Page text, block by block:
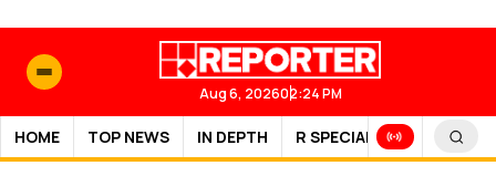
Aug 6, 202602:24 PM
HOME TOP NEWS IN DEPTH R SPECIAL SPORTS